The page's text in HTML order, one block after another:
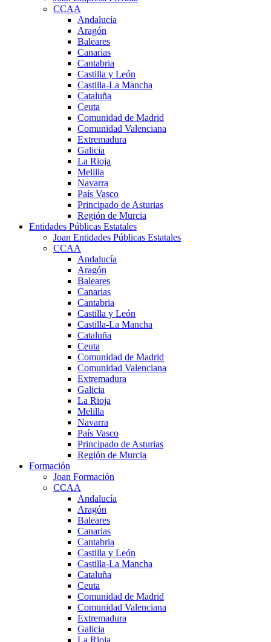
CCAA
Andalucía
Aragón
Baleares
Canarias
Cantabria
Castilla y León
Castilla-La Mancha
Cataluña
Ceuta
Comunidad de Madrid
Comunidad Valenciana
Extremadura
Galicia
La Rioja
Melilla
Navarra
País Vasco
Principado de Asturias
Región de Murcia
Entidades Públicas Estatales
Joan Entidades Públicas Estatales
CCAA
Andalucía
Aragón
Baleares
Canarias
Cantabria
Castilla y León
Castilla-La Mancha
Cataluña
Ceuta
Comunidad de Madrid
Comunidad Valenciana
Extremadura
Galicia
La Rioja
Melilla
Navarra
País Vasco
Principado de Asturias
Región de Murcia
Formación
Joan Formación
CCAA
Andalucía
Aragón
Baleares
Canarias
Cantabria
Castilla y León
Castilla-La Mancha
Cataluña
Ceuta
Comunidad de Madrid
Comunidad Valenciana
Extremadura
Galicia
La Rioja